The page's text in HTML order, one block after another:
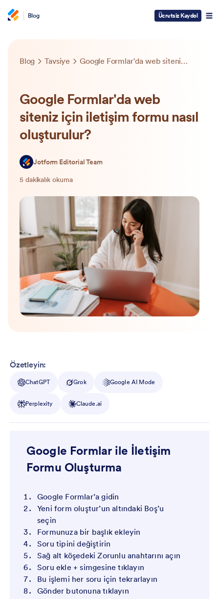
Blog Ücretsiz Kaydol
Blog Tavsiye Google Formlar'da web siteniz için iletişim formu nasıl oluşturulur?
Google Formlar'da web
siteniz için iletişim formu nasıl
oluşturulur?
Jotform Editorial Team
5 dakikalık okuma
Özetleyin:
ChatGPT Grok Google AI Mode
Perplexity Claude.ai
Google Formlar ile İletişim
Formu Oluşturma
Google Formlar’a gidin
Yeni form oluştur’un altındaki Boş’u
seçin
Formunuza bir başlık ekleyin
Soru tipini değiştirin
Sağ alt köşedeki Zorunlu anahtarını açın
Soru ekle + simgesine tıklayın
Bu işlemi her soru için tekrarlayın
Gönder butonuna tıklayın